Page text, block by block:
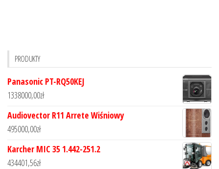
PRODUKTY
Panasonic PT-RQ50KEJ
1338000,00zł
Audiovector R11 Arrete Wiśniowy
495000,00zł
Karcher MIC 35 1.442-251.2
434401,56zł